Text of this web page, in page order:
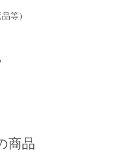
等）
商品